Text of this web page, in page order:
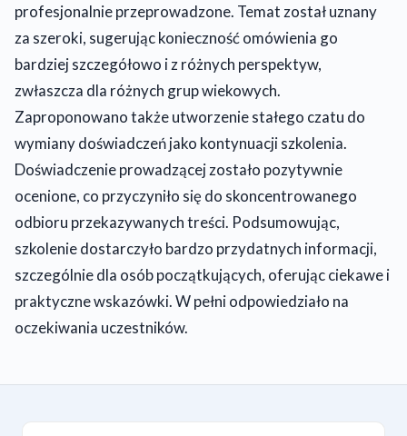
profesjonalnie przeprowadzone. Temat został uznany
za szeroki, sugerując konieczność omówienia go
bardziej szczegółowo i z różnych perspektyw,
zwłaszcza dla różnych grup wiekowych.
Zaproponowano także utworzenie stałego czatu do
wymiany doświadczeń jako kontynuacji szkolenia.
Doświadczenie prowadzącej zostało pozytywnie
ocenione, co przyczyniło się do skoncentrowanego
odbioru przekazywanych treści. Podsumowując,
szkolenie dostarczyło bardzo przydatnych informacji,
szczególnie dla osób początkujących, oferując ciekawe i
praktyczne wskazówki. W pełni odpowiedziało na
oczekiwania uczestników.